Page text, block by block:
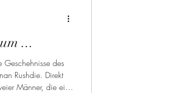
...
des
Rushdie. Direkt
Männer, die eine